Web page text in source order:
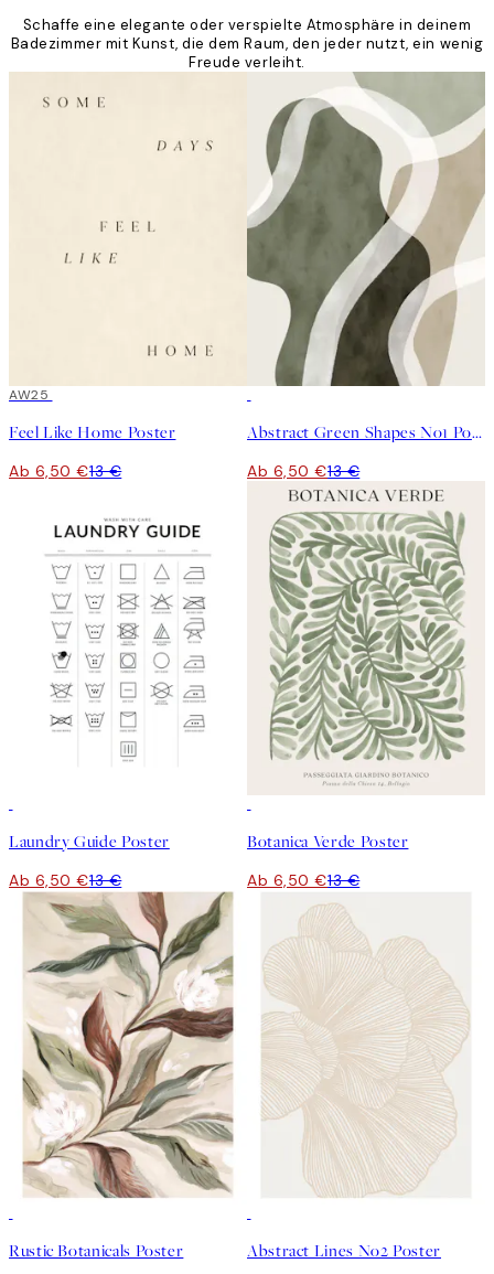
Schaffe eine elegante oder verspielte Atmosphäre in deinem
Badezimmer mit Kunst, die dem Raum, den jeder nutzt, ein wenig
Freude verleiht.
50%*
AW25
Feel Like Home Poster
Ab 6,50 €13 €
Abstract Green Shapes No1 Poster
Ab 6,50 €13 €
Laundry Guide Poster
Ab 6,50 €13 €
Botanica Verde Poster
Ab 6,50 €13 €
Rustic Botanicals Poster Abstract Lines No2 Poster